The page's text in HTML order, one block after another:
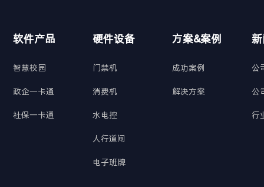
软件产品
智慧校园
政企一卡通
社保一卡通
硬件设备
门禁机
消费机
水电控
人行道闸
电子班牌
方案&案例
成功案例
解决方案
公
公
行